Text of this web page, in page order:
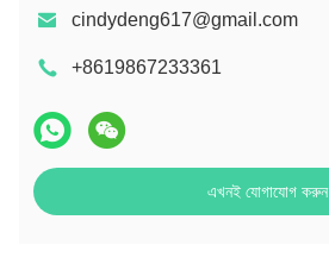
cindydeng617@gmail.com
+8619867233361
এখনই যোগাযোগ করুন